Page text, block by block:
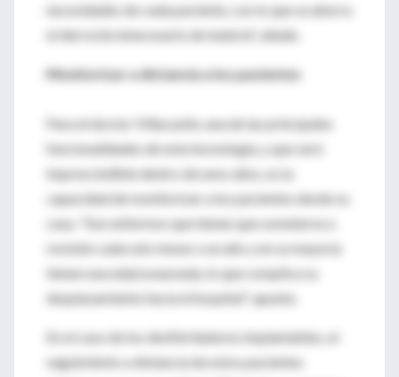
necesidades de cada paciente, con lo que se ahorra
el derroche innecesario de batería", añade.
Monitorizar a distancia a los pacientes
Para el doctor Villacastín, una de las principales
funcionalidades de esta tecnología, y que será
imprescindible dentro de unos años, es la
capacidad de monitorizar a los pacientes desde su
casa. "Son enfermos que tienen que someterse a
revisión cada seis meses o un año y en su mayoría
tienen una edad avanzada, lo que complica su
desplazamiento hacia el hospital", apunta.
En el caso de los desfibriladores implantables, el
seguimiento a distancia de estos pacientes